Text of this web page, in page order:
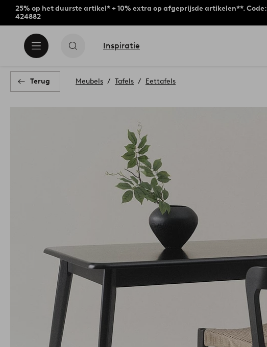
25% op het duurste artikel* + 10% extra op afgeprijsde artikelen**. Code:
424882
Inspiratie
Terug Meubels Tafels Eettafels